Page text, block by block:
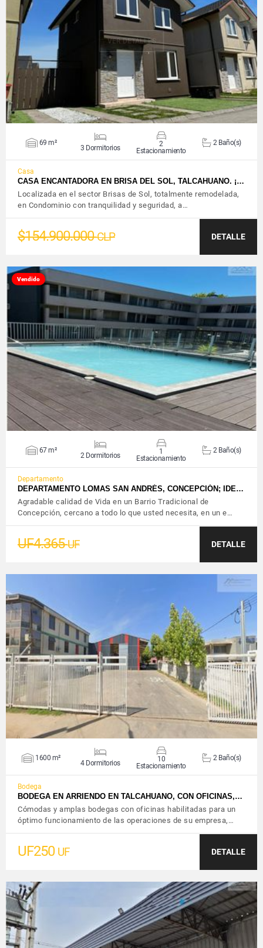
VER DETALLES
69 m²
3 Dormitorios
2
Estacionamiento
2 Baño(s)
Casa
CASA ENCANTADORA EN BRISA DEL SOL, TALCAHUANO. ¡…
Localizada en el sector Brisas de Sol, totalmente remodelada,
en Condominio con tranquilidad y seguridad, a…
$154.900.000CLP DETALLE
Vendido
VER DETALLES
67 m²
2 Dormitorios
1
Estacionamiento
2 Baño(s)
Departamento
DEPARTAMENTO LOMAS SAN ANDRÉS, CONCEPCIÓN; IDE…
Agradable calidad de Vida en un Barrio Tradicional de
Concepción, cercano a todo lo que usted necesita, en un e…
UF4.365UF DETALLE
VER DETALLES
1600 m²
4 Dormitorios
10
Estacionamiento
2 Baño(s)
Bodega
BODEGA EN ARRIENDO EN TALCAHUANO, CON OFICINAS,…
Cómodas y amplas bodegas con oficinas habilitadas para un
óptimo funcionamiento de las operaciones de su empresa,…
UF250 UF DETALLE